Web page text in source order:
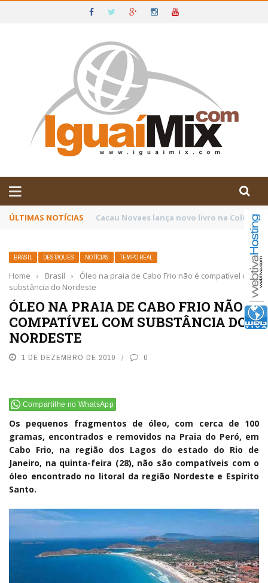
IGUAÍ E SUDOESTE DA BAHIA
ÚLTIMAS NOTÍCIAS Poetas baianos representam o Brasil no
BRASIL DESTAQUES NOTÍCIAS TEMPO REAL
Home › Brasil ›
Óleo na praia de Cabo Frio não é compatível com
substância do Nordeste
ÓLEO NA PRAIA DE CABO FRIO NÃO É
COMPATÍVEL COM SUBSTÂNCIA DO
NORDESTE
1 DE DEZEMBRO DE 2019 0
Compartilhe no WhatsApp
Os pequenos fragmentos de óleo, com cerca de 100
gramas, encontrados e removidos na Praia do Peró, em
Cabo Frio, na região dos Lagos do estado do Rio de
Janeiro, na quinta-feira (28), não são compatíveis com o
óleo encontrado no litoral da região Nordeste e Espírito
Santo.